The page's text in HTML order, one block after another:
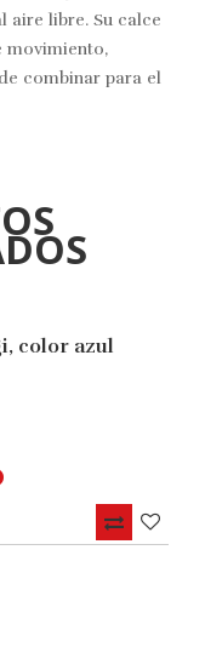
aire libre. Su calce
movimiento,
combinar para el
color azul